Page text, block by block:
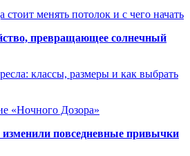
стоит менять потолок и с чего начать
превращающее солнечный
классы, размеры и как выбрать
«Ночного Дозора»
повседневные привычки